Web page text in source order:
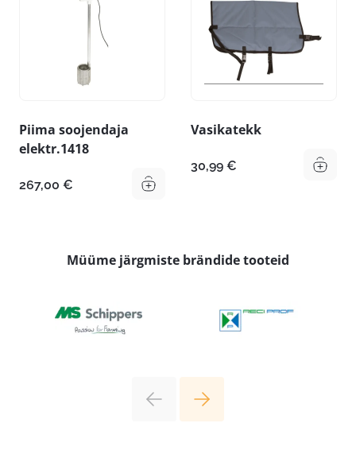
Piima soojendaja
elektr.1418
267,00 €
Vasikatekk
30,99 €
Müüme järgmiste brändide tooteid